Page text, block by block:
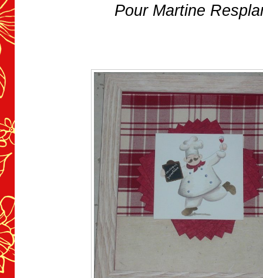
Pour Martine